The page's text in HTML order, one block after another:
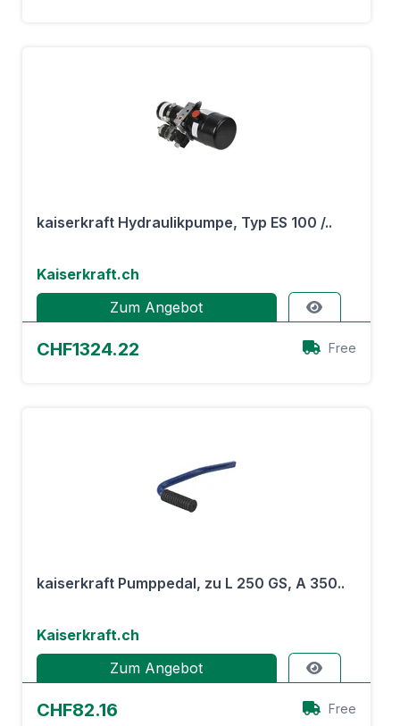
kaiserkraft Hydraulikpumpe, Typ ES 100 /..
Kaiserkraft.ch
Zum Angebot
CHF1324.22 Free
kaiserkraft Pumppedal, zu L 250 GS, A 350..
Kaiserkraft.ch
Zum Angebot
CHF82.16 Free